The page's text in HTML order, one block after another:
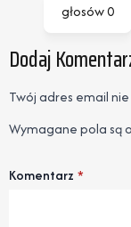
głosów0
Dodaj
Twój adres email
Wymagane pola są
Komentarz *